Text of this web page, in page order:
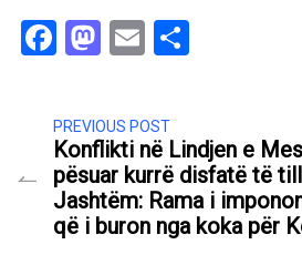
Facebook
Mastodon
Email
PREVIOUS POST
Konflikti në Lindjen e
pësuar kurrë disfatë të
Jashtëm: Rama i
që i buron nga koka për